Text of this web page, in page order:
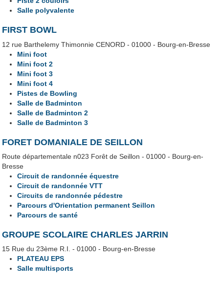
Salle polyvalente
FIRST BOWL
12 rue Barthelemy Thimonnie CENORD - 01000 - Bourg-en-Bresse
Mini foot
Mini foot 2
Mini foot 3
Mini foot 4
Pistes de Bowling
Salle de Badminton
Salle de Badminton 2
Salle de Badminton 3
FORET DOMANIALE DE SEILLON
Route départementale n023 Forêt de Seillon - 01000 - Bourg-en-
Bresse
Circuit de randonnée équestre
Circuit de randonnée VTT
Circuits de randonnée pédestre
Parcours d'Orientation permanent Seillon
Parcours de santé
GROUPE SCOLAIRE CHARLES JARRIN
15 Rue du 23ème R.I. - 01000 - Bourg-en-Bresse
PLATEAU EPS
Salle multisports